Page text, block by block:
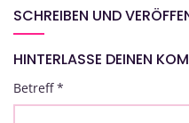
SCHREIBEN UND
HINTERLASSE DEINEN
Betreff*